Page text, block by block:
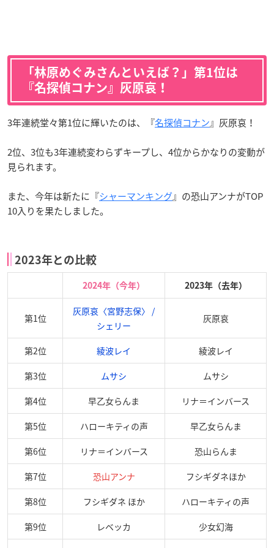
「林原めぐみさんといえば？」第1位は
『名探偵コナン』灰原哀！
3年連続堂々第1位に輝いたのは、『名探偵コナン』灰原哀！
2位、3位も3年連続変わらずキープし、4位からかなりの変動が
見られます。
また、今年は新たに『シャーマンキング』の恐山アンナがTOP
10入りを果たしました。
2023年との比較
2024年（今年） 2023年（去年）
第1位
灰原哀〈宮野志保〉 /
シェリー
灰原哀
第2位 綾波レイ 綾波レイ
第3位 ムサシ ムサシ
第4位 早乙女らんま リナ＝インバース
第5位 ハローキティの声 早乙女らんま
第6位 リナ＝インバース 恐山らんま
第7位 恐山アンナ フシギダネほか
第8位 フシギダネ ほか ハローキティの声
第9位 レベッカ 少女幻海